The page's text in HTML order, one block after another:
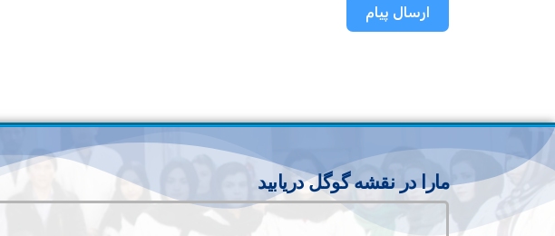
ارسال پیام
مارا در نقشه گوگل دریابید